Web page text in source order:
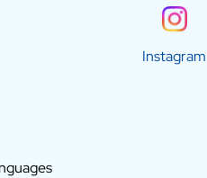
Instagram